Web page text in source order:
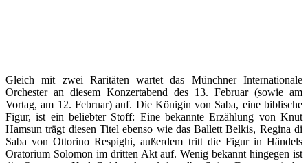
Gleich mit zwei Raritäten wartet das Münchner Internationale
Orchester an diesem Konzertabend des 13. Februar (sowie am
Vortag, am 12. Februar) auf. Die Königin von Saba, eine biblische
Figur, ist ein beliebter Stoff: Eine bekannte Erzählung von Knut
Hamsun trägt diesen Titel ebenso wie das Ballett Belkis, Regina di
Saba von Ottorino Respighi, außerdem tritt die Figur in Händels
Oratorium Solomon im dritten Akt auf. Wenig bekannt hingegen ist